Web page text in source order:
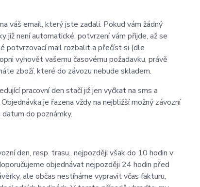
váš email, který jste zadali. Pokud vám žádný
již není automatické, potvrzení vám přijde, až se
potvrzovací mail rozbalit a přečíst si (dle
vyhovět vašemu časovému požadavku, právě
zboží, které do závozu nebude skladem.
pracovní den stačí již jen vyčkat na sms a
je řazena vždy na nejbližší možný závozní
do poznámky.
den, resp. trasu., nejpozději však do 10 hodin v
objednávat nejpozději 24 hodin před
ale občas nestíháme vypravit včas fakturu,